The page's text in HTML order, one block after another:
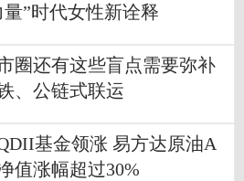
量”时代女性新诠释
圈还有这些盲点需要弥补
、公链式联运
基金领涨 易方达原油A
值涨幅超过30%